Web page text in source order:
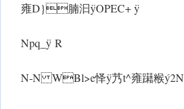
雍D}腩汩ÿOPEC+ ÿ
Npq_ ÿ R
N-N WBl>e怿 ÿ艿t^雍躤糇